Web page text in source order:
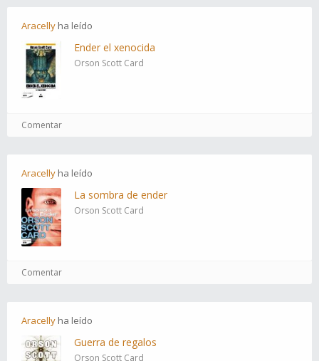
Aracelly ha leído
Ender el xenocida
Orson Scott Card
Comentar
Aracelly ha leído
La sombra de ender
Orson Scott Card
Comentar
Aracelly ha leído
Guerra de regalos
Orson Scott Card